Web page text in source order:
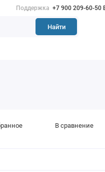
Поддержка +7 900 209-60-50
Найти
В сравнение